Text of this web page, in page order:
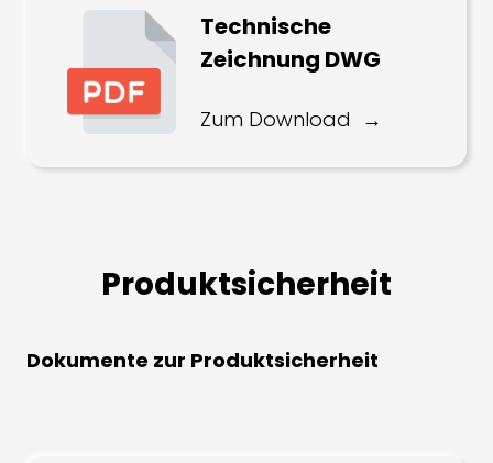
Technische
Zeichnung DWG
Zum Download
Produktsicherheit
Dokumente zur Produktsicherheit